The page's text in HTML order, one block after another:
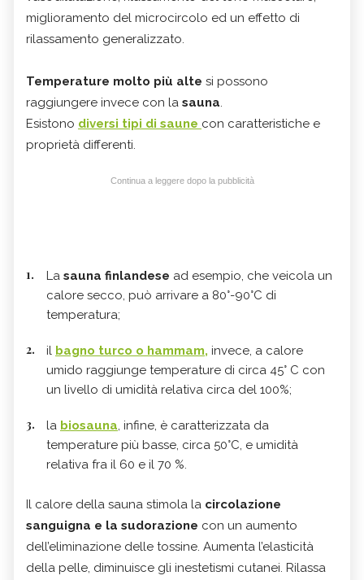
miglioramento del microcircolo ed un effetto di
rilassamento generalizzato.
Temperature molto più alte si possono
raggiungere invece con la sauna.
Esistono diversi tipi di saune con caratteristiche e
proprietà differenti.
Continua a leggere dopo la pubblicità
La sauna finlandese ad esempio, che veicola un
calore secco, può arrivare a 80°-90°C di
temperatura;
il bagno turco o hammam, invece, a calore
umido raggiunge temperature di circa 45° C con
un livello di umidità relativa circa del 100%;
la biosauna, infine, è caratterizzata da
temperature più basse, circa 50°C, e umidità
relativa fra il 60 e il 70 %.
Il calore della sauna stimola la circolazione
sanguigna e la sudorazione con un aumento
dell’eliminazione delle tossine. Aumenta l’elasticità
della pelle, diminuisce gli inestetismi cutanei. Rilassa